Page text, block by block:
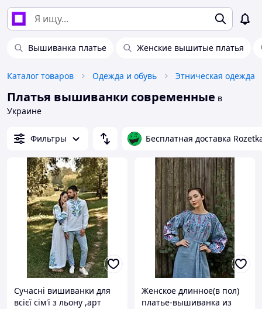
Вышиванка платье Женские вышитые платья
Каталог товаров Одежда и обувь Этническая одежда
Платья вышиванки современные в
Украине
Фильтры Бесплатная доставка
Сучасні вишиванки для
всієї сім'ї з льону ,арт
Женское длинное(в пол)
платье-вышиванка из